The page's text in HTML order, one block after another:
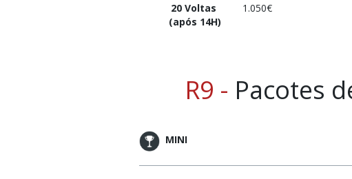
20 Voltas
(após 14H)
1.050€
R9 - Pacotes
MINI